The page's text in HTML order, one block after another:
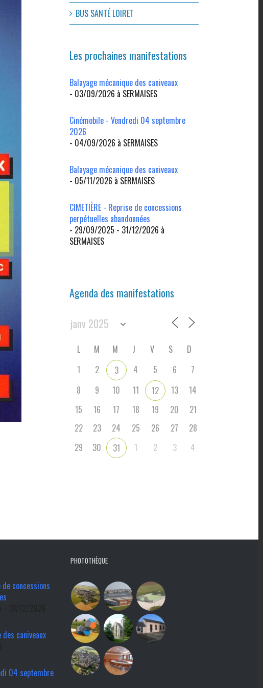
BUS SANTÉ LOIRET
Les prochaines manifestations
Balayage mécanique des caniveaux
- 03/09/2026 à SERMAISES
Cinémobile - Vendredi 04 septembre
2026
- 04/09/2026 à SERMAISES
Balayage mécanique des caniveaux
- 05/11/2026 à SERMAISES
CIMETIÈRE - Reprise de concessions
perpétuelles abandonnées
- 29/09/2025 - 31/12/2026 à
SERMAISES
Agenda des manifestations
L M M J V S
D
1
2 3 4 5 6
7
8
9 10 11 12 13
14
15
16 17 18 19 20
21
22
23 24 25 26 27
28
29
30 31 1 2 3 4
de concessions
caniveaux
04 septembre
PHOTOTHÈQUE